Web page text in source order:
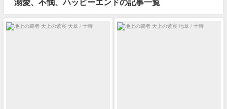
溺愛、不憫、ハッピーエンドの記事一覧